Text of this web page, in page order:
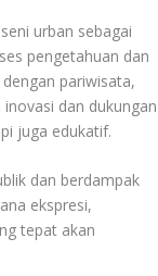
urban sebagai
pengetahuan dan
pariwisata,
dan dukungan
juga edukatif.
dan berdampak
ekspresi,
tepat akan